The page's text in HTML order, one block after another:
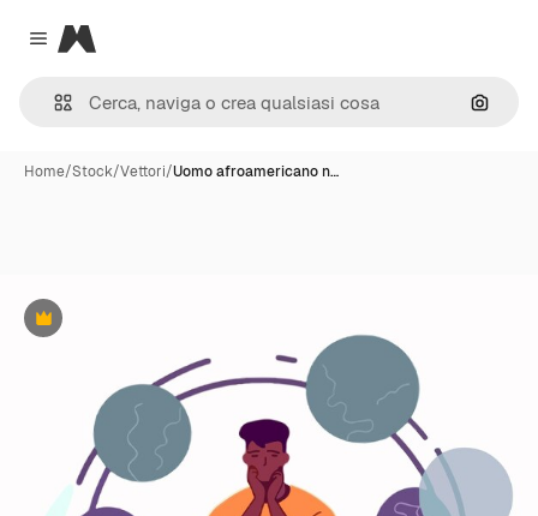
Close menu
Magnific
Cerca
Home/Stock/Vettori/Uomo afroamericano n…
Premium